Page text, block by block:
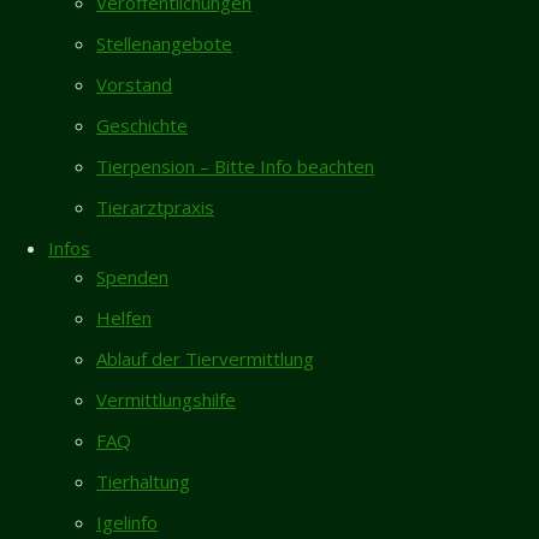
Stellenangebote
Vorstand
Geschichte
Tierpension – Bitte Info beachten
Tierarztpraxis
Infos
Spenden
Helfen
Ablauf der Tiervermittlung
Vermittlungshilfe
FAQ
Tierhaltung
Igelinfo
zusammen,
wir ein paar
Bilder von
gemeinsamen
Wochenende
mit Kater
Liebe Grüße,
Jana und Eric
Vorheriger
Zuhause –
Katzen Maja
Neueste Beiträge
Rita sucht dringend Endstelle für ihren
restlichen Lebensabend
Zugeflogen – Nymphensittich 27.7.
zwischen Ruthe und Sarstedt (ohne Foto)
Flohmarkt in Sarstedt/Hotteln am 30.8. mit
Bockenem
Gästebuch
Ich habe mich entschlossen, nach längerer